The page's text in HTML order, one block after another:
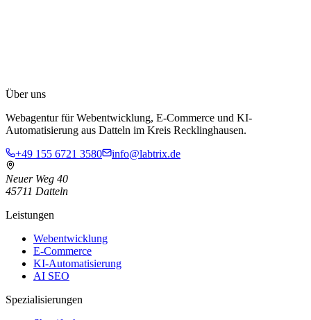
Über uns
Webagentur für Webentwicklung, E-Commerce und KI-
Automatisierung aus Datteln im Kreis Recklinghausen.
+49 155 6721 3580
info@labtrix.de
Neuer Weg 40
45711 Datteln
Leistungen
Webentwicklung
E-Commerce
KI-Automatisierung
AI SEO
Spezialisierungen